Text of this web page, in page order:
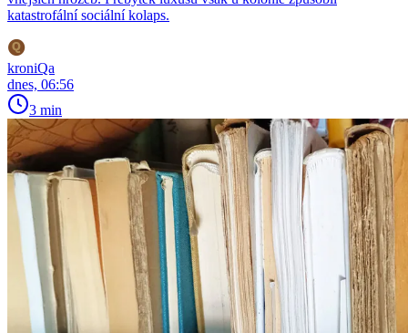
katastrofální sociální kolaps.
kroniQa
dnes, 06:56
3 min